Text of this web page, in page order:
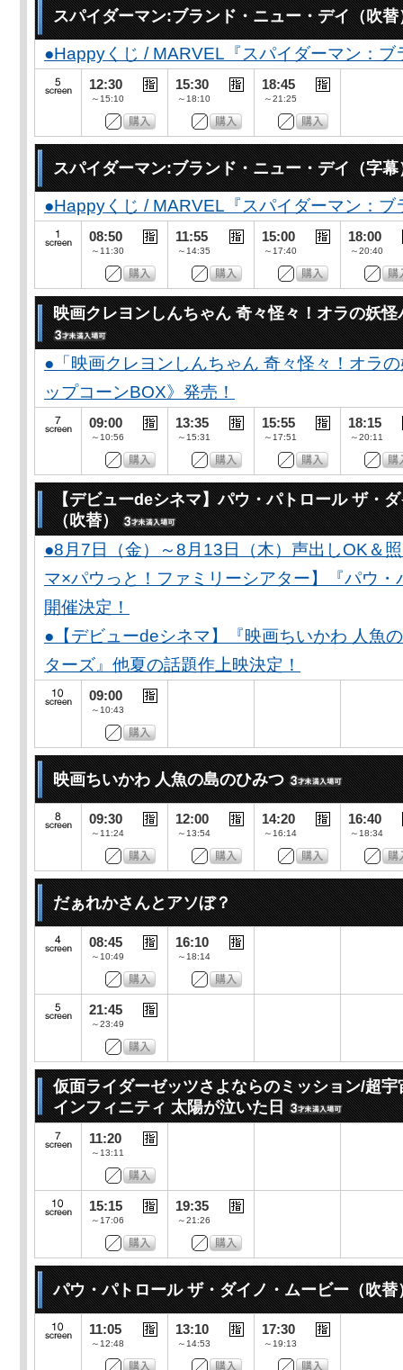
スパイダーマン:ブランド・ニュー・デイ（吹替
●Happyくじ / MARVEL『スパイダーマン：
12:30
～15:10
15:30
～18:10
18:45
～21:25
スパイダーマン:ブランド・ニュー・デイ（字幕
●Happyくじ / MARVEL『スパイダーマン：
08:50
～11:30
11:55
～14:35
15:00
～17:40
18:00
～20:40
映画クレヨンしんちゃん 奇々怪々！オラの妖怪
●「映画クレヨンしんちゃん 奇々怪々！オラ
ップコーンBOX》発売！
09:00
～10:56
13:35
～15:31
15:55
～17:51
18:15
～20:11
【デビューdeシネマ】パウ・パトロール ザ・
（吹替）
●8月7日（金）～8月13日（木）声出しOK＆
マ×パウっと！ファミリーシアター】『パウ
開催決定！
●【デビューdeシネマ】『映画ちいかわ 人魚
ターズ』他夏の話題作上映決定！
09:00
～10:43
映画ちいかわ 人魚の島のひみつ
09:30
～11:24
12:00
～13:54
14:20
～16:14
16:40
～18:34
だぁれかさんとアソぼ？
08:45
～10:49
16:10
～18:14
21:45
～23:49
仮面ライダーゼッツさよならのミッション/超
インフィニティ 太陽が泣いた日
11:20
～13:11
15:15
～17:06
19:35
～21:26
パウ・パトロール ザ・ダイノ・ムービー（吹替
11:05
～12:48
13:10
～14:53
17:30
～19:13